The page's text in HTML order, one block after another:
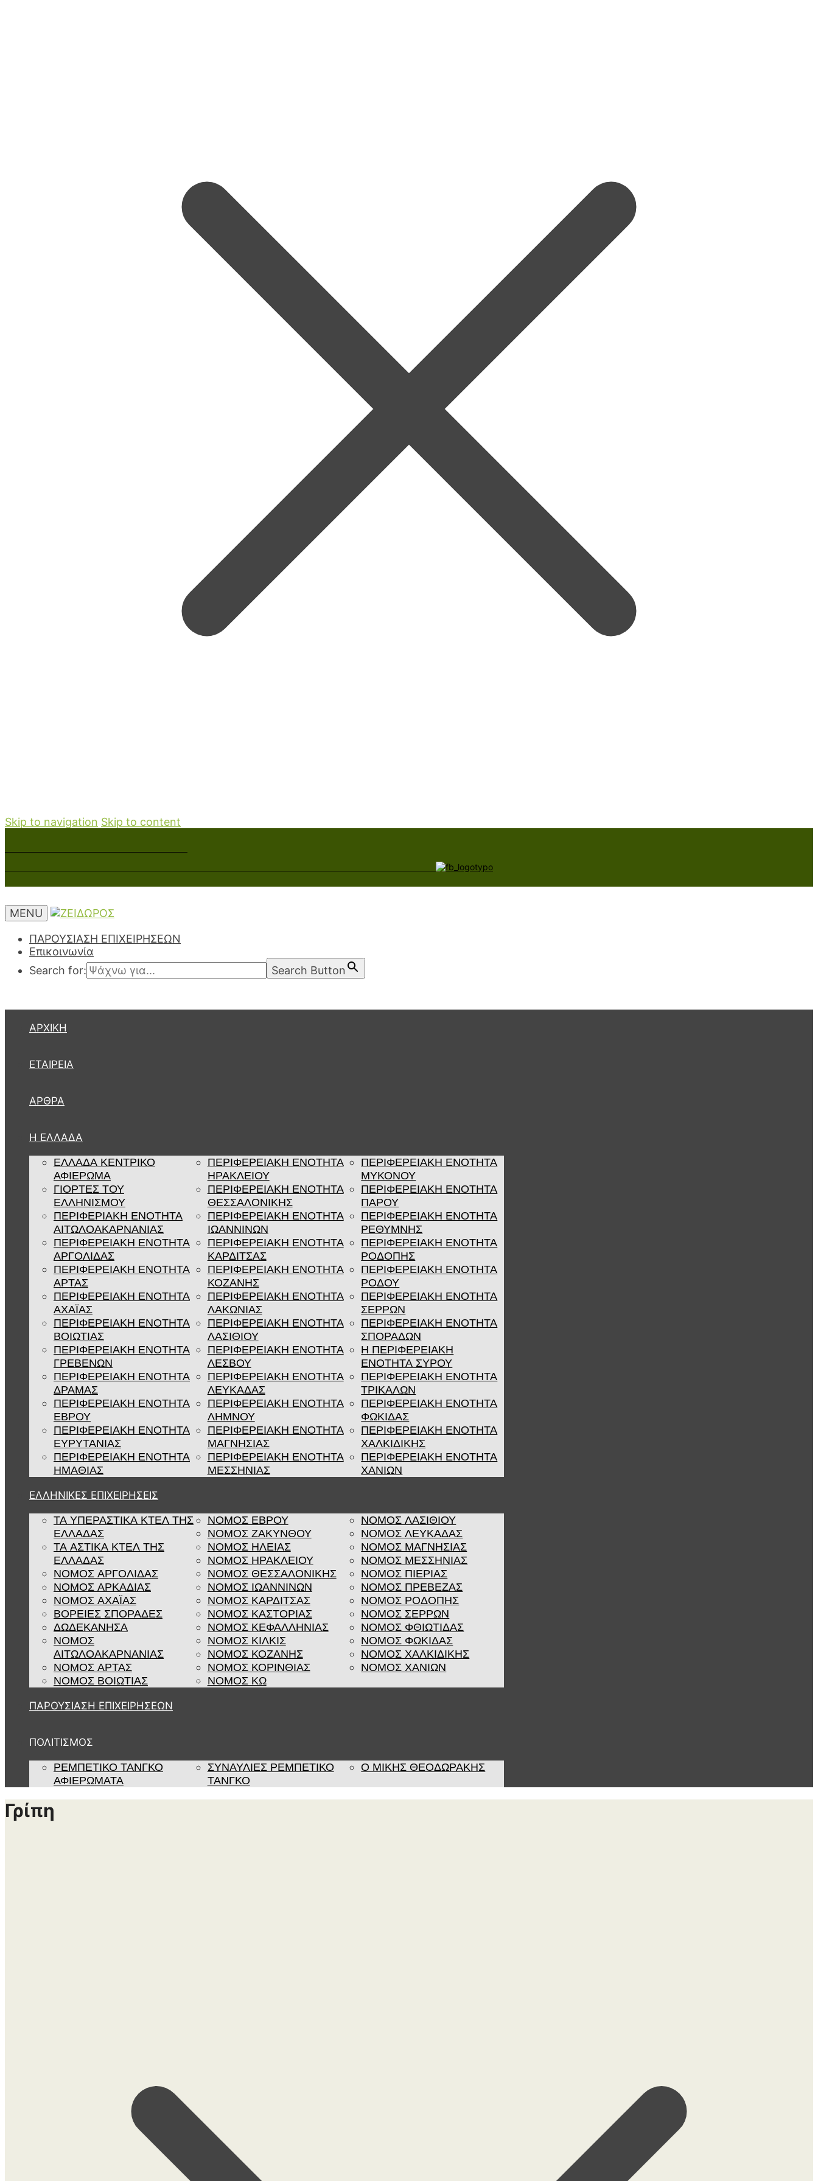
Skip to navigation Skip to content
MENU
ΠΑΡΟΥΣΙΑΣΗ ΕΠΙΧΕΙΡΗΣΕΩΝ
Επικοινωνία
Search for:
Search Button
ΑΡΧΙΚΉ
ΕΤΑΙΡΕΊΑ
ΆΡΘΡΑ
Η ΕΛΛΑΔΑ
ΕΛΛΑΔΑ ΚΕΝΤΡΙΚΟ
ΑΦΙΕΡΩΜΑ
ΓΙΟΡΤΕΣ ΤΟΥ
ΕΛΛΗΝΙΣΜΟΥ
ΠΕΡΙΦΕΡΙΑΚΗ ΕΝΟΤΗΤΑ
ΑΙΤΩΛΟΑΚΑΡΝΑΝΙΑΣ
ΠΕΡΙΦΕΡΕΙΑΚΗ ΕΝΟΤΗΤΑ
ΑΡΓΟΛΙΔΑΣ
ΠΕΡΙΦΕΡΕΙΑΚΗ ΕΝΟΤΗΤΑ
ΑΡΤΑΣ
ΠΕΡΙΦΕΡΕΙΑΚΗ ΕΝΟΤΗΤΑ
ΑΧΑΪΑΣ
ΠΕΡΙΦΕΡΕΙΑΚΗ ΕΝΟΤΗΤΑ
ΒΟΙΩΤΙΑΣ
ΠΕΡΙΦΕΡΕΙΑΚΗ ΕΝΟΤΗΤΑ
ΓΡΕΒΕΝΩΝ
ΠΕΡΙΦΕΡΕΙΑΚΗ ΕΝΟΤΗΤΑ
ΔΡΑΜΑΣ
ΠΕΡΙΦΕΡΕΙΑΚΗ ΕΝΟΤΗΤΑ
ΕΒΡΟΥ
ΠΕΡΙΦΕΡΕΙΑΚΗ ΕΝΟΤΗΤΑ
ΕΥΡΥΤΑΝΙΑΣ
ΠΕΡΙΦΕΡΕΙΑΚΗ ΕΝΟΤΗΤΑ
ΗΜΑΘΙΑΣ
ΠΕΡΙΦΕΡΕΙΑΚΗ ΕΝΟΤΗΤΑ
ΗΡΑΚΛΕΙΟΥ
ΠΕΡΙΦΕΡΕΙΑΚΗ ΕΝΟΤΗΤΑ
ΘΕΣΣΑΛΟΝΙΚΗΣ
ΠΕΡΙΦΕΡΕΙΑΚΗ ΕΝΟΤΗΤΑ
ΙΩΑΝΝΙΝΩΝ
ΠΕΡΙΦΕΡΕΙΑΚΗ ΕΝΟΤΗΤΑ
ΚΑΡΔΙΤΣΑΣ
ΠΕΡΙΦΕΡΕΙΑΚΗ ΕΝΟΤΗΤΑ
ΚΟΖΑΝΗΣ
ΠΕΡΙΦΕΡΕΙΑΚΗ ΕΝΟΤΗΤΑ
ΛΑΚΩΝΙΑΣ
ΠΕΡΙΦΕΡΕΙΑΚΗ ΕΝΟΤΗΤΑ
ΛΑΣΙΘΙΟΥ
ΠΕΡΙΦΕΡΕΙΑΚΗ ΕΝΟΤΗΤΑ
ΛΕΣΒΟΥ
ΠΕΡΙΦΕΡΕΙΑΚΗ ΕΝΟΤΗΤΑ
ΛΕΥΚΑΔΑΣ
ΠΕΡΙΦΕΡΕΙΑΚΗ ΕΝΟΤΗΤΑ
ΛΗΜΝΟΥ
ΠΕΡΙΦΕΡΕΙΑΚΗ ΕΝΟΤΗΤΑ
ΜΑΓΝΗΣΙΑΣ
ΠΕΡΙΦΕΡΕΙΑΚΗ ΕΝΟΤΗΤΑ
ΜΕΣΣΗΝΙΑΣ
ΠΕΡΙΦΕΡΕΙΑΚΗ ΕΝΟΤΗΤΑ
ΜΥΚΟΝΟΥ
ΠΕΡΙΦΕΡΕΙΑΚΗ ΕΝΟΤΗΤΑ
ΠΑΡΟΥ
ΠΕΡΙΦΕΡΕΙΑΚΗ ΕΝΟΤΗΤΑ
ΡΕΘΥΜΝΗΣ
ΠΕΡΙΦΕΡΕΙΑΚΗ ΕΝΟΤΗΤΑ
ΡΟΔΟΠΗΣ
ΠΕΡΙΦΕΡΕΙΑΚΗ ΕΝΟΤΗΤΑ
ΡΟΔΟΥ
ΠΕΡΙΦΕΡΕΙΑΚΗ ΕΝΟΤΗΤΑ
ΣΕΡΡΩΝ
ΠΕΡΙΦΕΡΕΙΑΚΗ ΕΝΟΤΗΤΑ
ΣΠΟΡΑΔΩΝ
Η ΠΕΡΙΦΕΡΕΙΑΚΗ
ΕΝΟΤΗΤΑ ΣΥΡΟΥ
ΠΕΡΙΦΕΡΕΙΑΚΗ ΕΝΟΤΗΤΑ
ΤΡΙΚΑΛΩΝ
ΠΕΡΙΦΕΡΕΙΑΚΗ ΕΝΟΤΗΤΑ
ΦΩΚΙΔΑΣ
ΠΕΡΙΦΕΡΕΙΑΚΗ ΕΝΟΤΗΤΑ
ΧΑΛΚΙΔΙΚΗΣ
ΠΕΡΙΦΕΡΕΙΑΚΗ ΕΝΟΤΗΤΑ
ΧΑΝΙΩΝ
ΕΛΛΗΝΙΚΕΣ ΕΠΙΧΕΙΡΗΣΕΙΣ
ΤΑ ΥΠΕΡΑΣΤΙΚΑ ΚΤΕΛ ΤΗΣ
ΕΛΛΑΔΑΣ
ΤΑ ΑΣΤΙΚΑ ΚΤΕΛ ΤΗΣ
ΕΛΛΑΔΑΣ
ΝΟΜΟΣ ΑΡΓΟΛΙΔΑΣ
ΝΟΜΟΣ ΑΡΚΑΔΙΑΣ
ΝΟΜΟΣ ΑΧΑΪΑΣ
ΒΟΡΕΙΕΣ ΣΠΟΡΑΔΕΣ
ΔΩΔΕΚΑΝΗΣΑ
ΝΟΜΟΣ
ΑΙΤΩΛΟΑΚΑΡΝΑΝΙΑΣ
ΝΟΜΟΣ ΑΡΤΑΣ
ΝΟΜΟΣ ΒΟΙΩΤΙΑΣ
ΝΟΜΟΣ ΕΒΡΟΥ
ΝΟΜΟΣ ΖΑΚΥΝΘΟΥ
ΝΟΜΟΣ ΗΛΕΙΑΣ
ΝΟΜΟΣ ΗΡΑΚΛΕΙΟΥ
ΝΟΜΟΣ ΘΕΣΣΑΛΟΝΙΚΗΣ
ΝΟΜΟΣ ΙΩΑΝΝΙΝΩΝ
ΝΟΜΟΣ ΚΑΡΔΙΤΣΑΣ
ΝΟΜΟΣ ΚΑΣΤΟΡΙΑΣ
ΝΟΜΟΣ ΚΕΦΑΛΛΗΝΙΑΣ
ΝΟΜΟΣ ΚΙΛΚΙΣ
ΝΟΜΟΣ ΚΟΖΑΝΗΣ
ΝΟΜΟΣ ΚΟΡΙΝΘΙΑΣ
ΝΟΜΟΣ ΚΩ
ΝΟΜΟΣ ΛΑΣΙΘΙΟΥ
ΝΟΜΟΣ ΛΕΥΚΑΔΑΣ
ΝΟΜΟΣ ΜΑΓΝΗΣΙΑΣ
ΝΟΜΟΣ ΜΕΣΣΗΝΙΑΣ
ΝΟΜΟΣ ΠΙΕΡΙΑΣ
ΝΟΜΟΣ ΠΡΕΒΕΖΑΣ
ΝΟΜΟΣ ΡΟΔΟΠΗΣ
ΝΟΜΟΣ ΣΕΡΡΩΝ
ΝΟΜΟΣ ΦΘΙΩΤΙΔΑΣ
ΝΟΜΟΣ ΦΩΚΙΔΑΣ
ΝΟΜΟΣ ΧΑΛΚΙΔΙΚΗΣ
ΝΟΜΟΣ ΧΑΝΙΩΝ
ΠΑΡΟΥΣΙΑΣΗ ΕΠΙΧΕΙΡΗΣΕΩΝ
ΠΟΛΙΤΙΣΜΟΣ
ΡΕΜΠΈΤΙΚΟ ΤΆΝΓΚΟ
ΑΦΙΕΡΏΜΑΤΑ
ΣΥΝΑΥΛΊΕΣ ΡΕΜΠΈΤΙΚΟ
ΤΆΝΓΚΟ
Ο ΜΙΚΗΣ ΘΕΟΔΩΡΑΚΗΣ
Γρίπη